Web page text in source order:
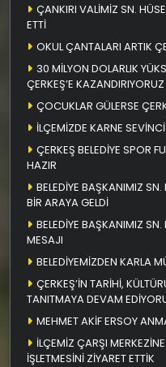
ÇANKIRI VALİMİZ SN.
ETTİ
OKUL ÇANTALARI ARTIK
30 MİLYON DOLARLIK
ÇOCUKLAR GÜLERSE
İLÇEMİZDE KARNE
ÇERKEŞ BELEDİYE SPOR
HAZIR
BELEDİYE BAŞKANIMIZ
BİR ARAYA GELDİ
BELEDİYE BAŞKANIMIZ
MESAJI
BELEDİYEMİZDEN KARLA
ÇERKEŞ’İN TARİHİ,
TANITMAYA DEVAM
MEHMET AKİF ERSOY
İLÇEMİZ ÇARŞI
İŞLETMESİNİ ZİYARET ETTİK